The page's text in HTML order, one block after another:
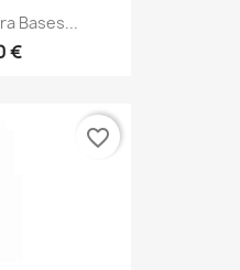
Bases...
€
favorite_border